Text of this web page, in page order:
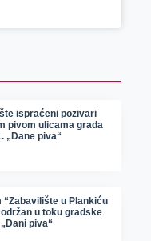
ispraćeni pozivari
pivom ulicama grada
„Dane piva“
“Zabavilište u Plankiću
u toku gradske
piva“